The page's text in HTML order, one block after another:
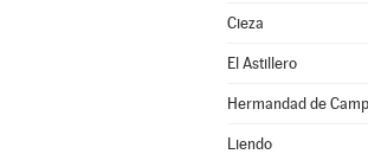
Cieza
El Astillero
Liendo